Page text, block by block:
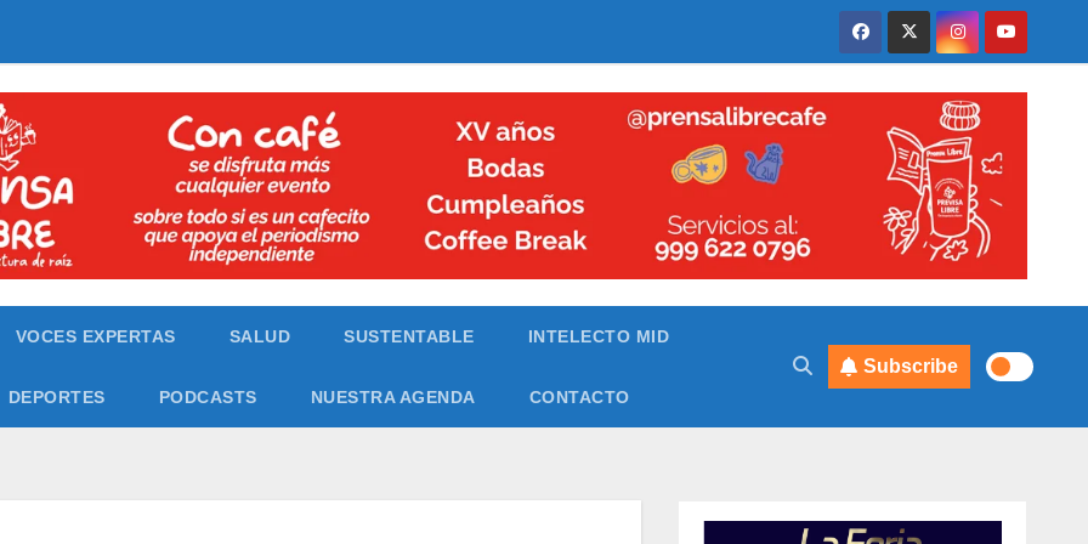
VOCES EXPERTAS SALUD SUSTENTABLE INTELECTO MID
DEPORTES PODCASTS NUESTRA AGENDA CONTACTO
Subscribe